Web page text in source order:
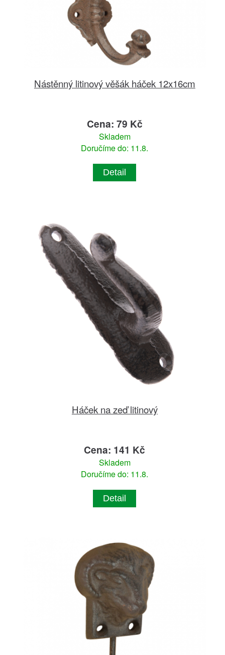
Nástěnný litinový věšák háček 12x16cm
Cena: 79 Kč
Skladem
Doručíme do: 11.8.
Detail
Háček na zeď litinový
Cena: 141 Kč
Skladem
Doručíme do: 11.8.
Detail